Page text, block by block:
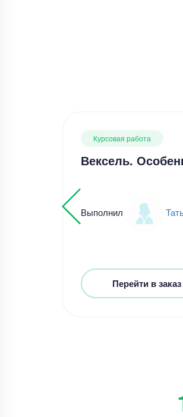
Курсовая работа
Вексель.
Выполнил
Перейти в заказ